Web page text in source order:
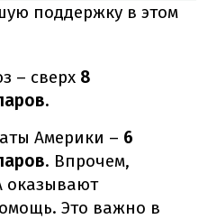
поддержку в этом
– сверх 8
Америки – 6
. Впрочем,
оказывают
Это важно в